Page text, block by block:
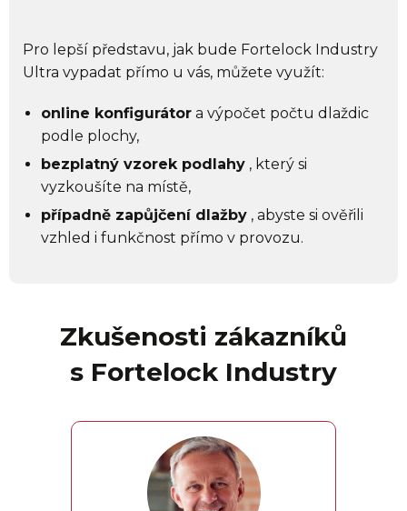
Pro lepší představu, jak bude Fortelock Industry
Ultra vypadat přímo u vás, můžete využít:
online konfigurátor a výpočet počtu dlaždic
podle plochy,
bezplatný vzorek podlahy , který si
vyzkoušíte na místě,
případně zapůjčení dlažby , abyste si ověřili
vzhled i funkčnost přímo v provozu.
Zkušenosti zákazníků
s Fortelock Industry